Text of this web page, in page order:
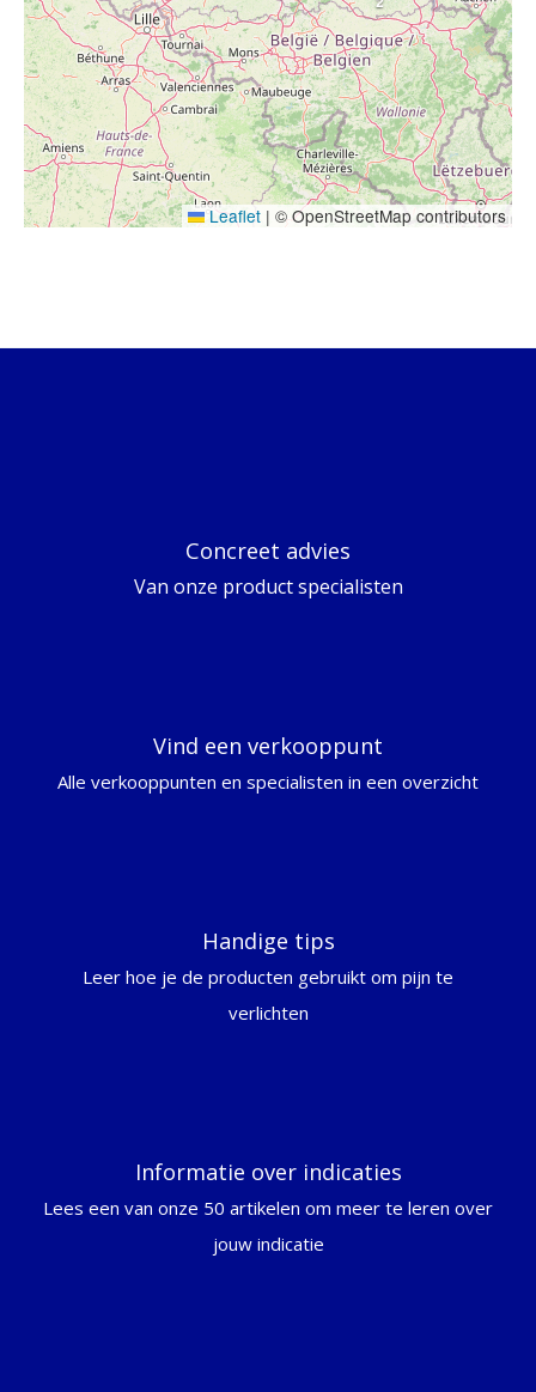
Leaflet | © OpenStreetMap contributors
Concreet advies
Van onze product specialisten
Vind een verkooppunt
Alle verkooppunten en specialisten in een overzicht
Handige tips
Leer hoe je de producten gebruikt om pijn te
verlichten
Informatie over indicaties
Lees een van onze 50 artikelen om meer te leren over
jouw indicatie